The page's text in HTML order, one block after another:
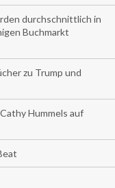
durchschnittlich in
Buchmarkt
zu Trump und
Hummels auf